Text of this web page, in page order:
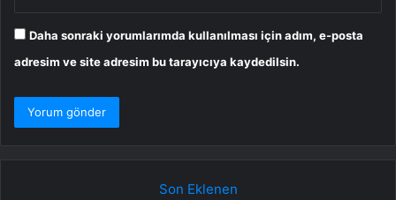
Daha sonraki yorumlarımda kullanılması için adım, e-posta
adresim ve site adresim bu tarayıcıya kaydedilsin.
Son Eklenen